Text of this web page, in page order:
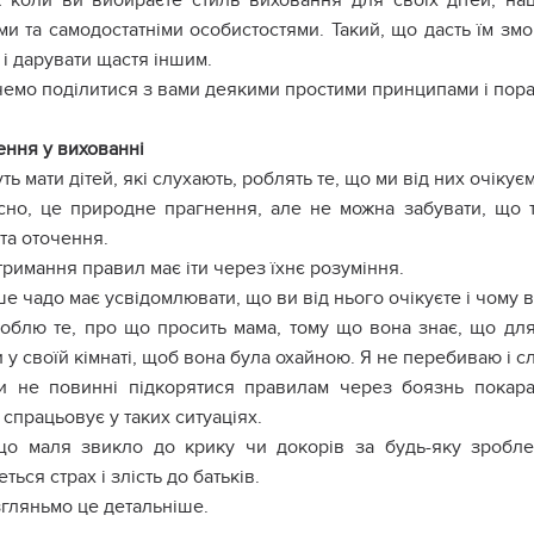
та самодостатніми особистостями. Такий, що дасть їм
дарувати щастя іншим.
поділитися з вами деякими простими принципами і
у вихованні
мати дітей, які слухають, роблять те, що ми від них
це природне прагнення, але не можна забувати, що
оточення.
правил має іти через їхнє розуміння.
чадо має усвідомлювати, що ви від нього очікуєте і чому
те, про що просить мама, тому що вона знає, що
у своїй кімнаті, щоб вона була охайною. Я не перебиваю
не повинні підкорятися правилам через боязнь
у таких ситуаціях.
маля звикло до крику чи докорів за будь-яку
страх і злість до батьків.
це детальніше.